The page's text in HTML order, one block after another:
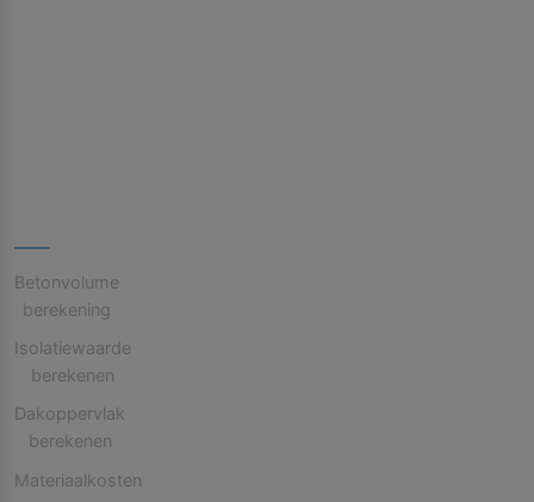
Betonvolume
berekening
Isolatiewaarde
berekenen
Dakoppervlak
berekenen
Materiaalkosten